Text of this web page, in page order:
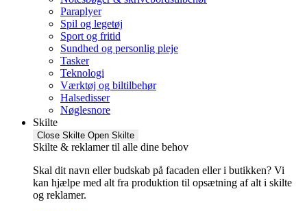
Paraplyer
Spil og legetøj
Sport og fritid
Sundhed og personlig pleje
Tasker
Teknologi
Værktøj og biltilbehør
Halsedisser
Nøglesnore
Skilte
Close Skilte Open Skilte
Skilte & reklamer til alle dine behov
Skal dit navn eller budskab på facaden eller i butikken? Vi
kan hjælpe med alt fra produktion til opsætning af alt i skilte
og reklamer.